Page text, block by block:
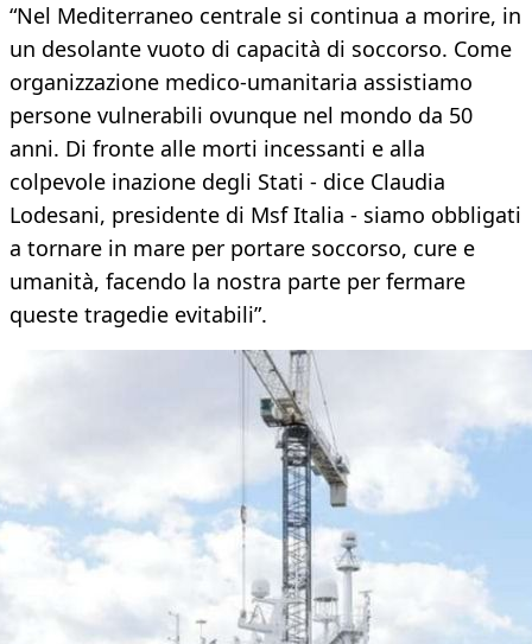
“Nel Mediterraneo centrale si continua a morire, in
un desolante vuoto di capacità di soccorso. Come
organizzazione medico-umanitaria assistiamo
persone vulnerabili ovunque nel mondo da 50
anni. Di fronte alle morti incessanti e alla
colpevole inazione degli Stati - dice Claudia
Lodesani, presidente di Msf Italia - siamo obbligati
a tornare in mare per portare soccorso, cure e
umanità, facendo la nostra parte per fermare
queste tragedie evitabili”.